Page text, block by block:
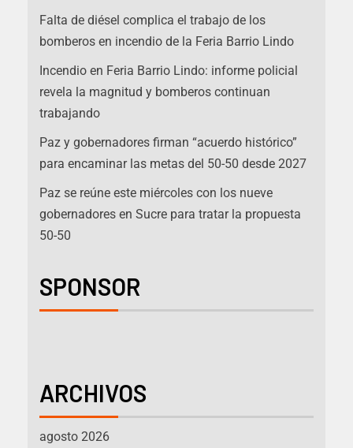
Falta de diésel complica el trabajo de los
bomberos en incendio de la Feria Barrio Lindo
Incendio en Feria Barrio Lindo: informe policial
revela la magnitud y bomberos continuan
trabajando
Paz y gobernadores firman “acuerdo histórico”
para encaminar las metas del 50-50 desde 2027
Paz se reúne este miércoles con los nueve
gobernadores en Sucre para tratar la propuesta
50-50
SPONSOR
ARCHIVOS
agosto 2026